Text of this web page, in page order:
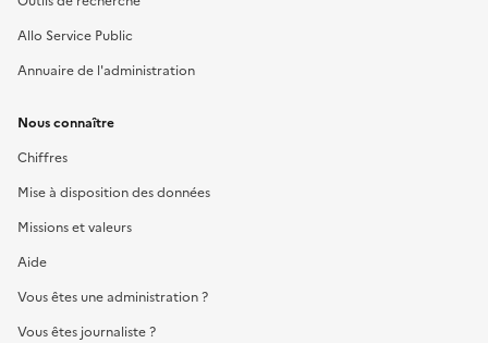
Allo Service Public
Annuaire de l'administration
Nous connaître
Chiffres
Mise à disposition des données
Missions et valeurs
Aide
Vous êtes une administration ?
Vous êtes journaliste ?